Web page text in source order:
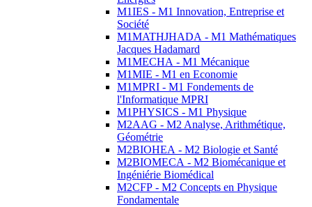
M1IES - M1 Innovation, Entreprise et
Société
M1MATHJHADA - M1 Mathématiques
Jacques Hadamard
M1MECHA - M1 Mécanique
M1MIE - M1 en Economie
M1MPRI - M1 Fondements de
l'Informatique MPRI
M1PHYSICS - M1 Physique
M2AAG - M2 Analyse, Arithmétique,
Géométrie
M2BIOHEA - M2 Biologie et Santé
M2BIOMECA - M2 Biomécanique et
Ingéniérie Biomédical
M2CFP - M2 Concepts en Physique
Fondamentale